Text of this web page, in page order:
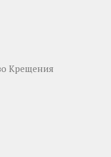
Крещения